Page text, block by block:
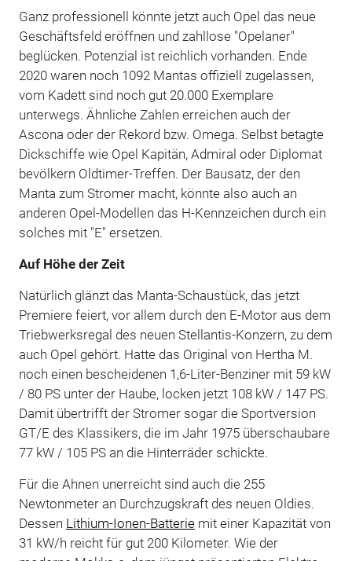
Ganz professionell könnte jetzt auch Opel das neue
Geschäftsfeld eröffnen und zahllose "Opelaner"
beglücken. Potenzial ist reichlich vorhanden. Ende
2020 waren noch 1092 Mantas offiziell zugelassen,
vom Kadett sind noch gut 20.000 Exemplare
unterwegs. Ähnliche Zahlen erreichen auch der
Ascona oder der Rekord bzw. Omega. Selbst betagte
Dickschiffe wie Opel Kapitän, Admiral oder Diplomat
bevölkern Oldtimer-Treffen. Der Bausatz, der den
Manta zum Stromer macht, könnte also auch an
anderen Opel-Modellen das H-Kennzeichen durch ein
solches mit "E" ersetzen.
Auf Höhe der Zeit
Natürlich glänzt das Manta-Schaustück, das jetzt
Premiere feiert, vor allem durch den E-Motor aus dem
Triebwerksregal des neuen Stellantis-Konzern, zu dem
auch Opel gehört. Hatte das Original von Hertha M.
noch einen bescheidenen 1,6-Liter-Benziner mit 59 kW
/ 80 PS unter der Haube, locken jetzt 108 kW / 147 PS.
Damit übertrifft der Stromer sogar die Sportversion
GT/E des Klassikers, die im Jahr 1975 überschaubare
77 kW / 105 PS an die Hinterräder schickte.
Für die Ahnen unerreicht sind auch die 255
Newtonmeter an Durchzugskraft des neuen Oldies.
Dessen Lithium-Ionen-Batteriemit einer Kapazität von
31 kW/h reicht für gut 200 Kilometer. Wie der